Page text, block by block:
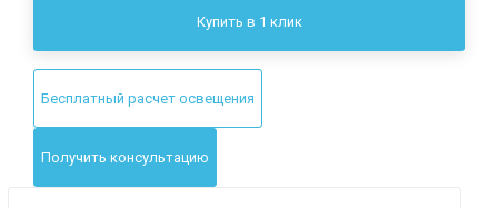
Купить в 1 клик
Бесплатный расчет освещения
Получить консультацию